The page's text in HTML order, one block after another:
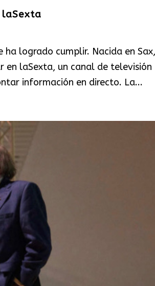
ha logrado cumplir. Nacida en Sax,
en laSexta, un canal de televisión
información en directo. La...